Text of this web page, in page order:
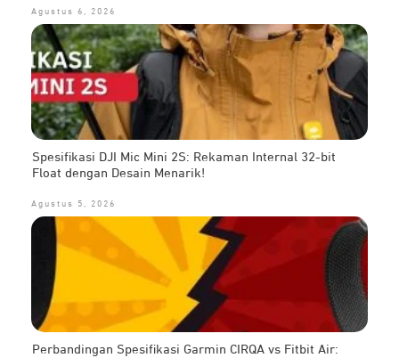
Agustus 6, 2026
Spesifikasi DJI Mic Mini 2S: Rekaman Internal 32-bit
Float dengan Desain Menarik!
Agustus 5, 2026
Perbandingan Spesifikasi Garmin CIRQA vs Fitbit Air: